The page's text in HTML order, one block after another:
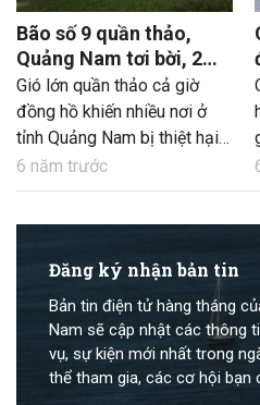
Bão số 9 quần thảo,
Quảng Nam tơi bời, 2
ngư dân trên tàu bị
sóng đánh chìm suýt
chết
Gió lớn quần thảo cả giờ
đồng hồ khiến nhiều nơi ở
tỉnh Quảng Nam bị thiệt hại
nặng về nhà cửa, tài sản.
6 năm trước
Đăng ký nhận bản tin
Bản tin điện tử hàng tháng
Nam sẽ cập nhật các thông
vụ, sự kiện mới nhất trong
thể tham gia, các cơ hội bạn